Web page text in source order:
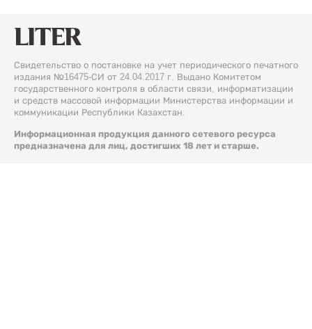
Свидетельство о постановке на учет периодического печатного
издания №16475-СИ от 24.04.2017 г. Выдано Комитетом
государственного контроля в области связи, информатизации
и средств массовой информации Министерства информации и
коммуникации Республики Казахстан.
Информационная продукция данного сетевого ресурса
предназначена для лиц, достигших 18 лет и старше.